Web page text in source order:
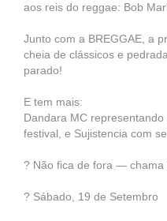
aos reis do reggae: Bob
Junto com a BREGGAE, a
cheia de clássicos e
parado!
E tem mais:
Dandara MC
festival, e Sujistencia com
? Não fica de fora — chama
? Sábado, 19 de Setembro